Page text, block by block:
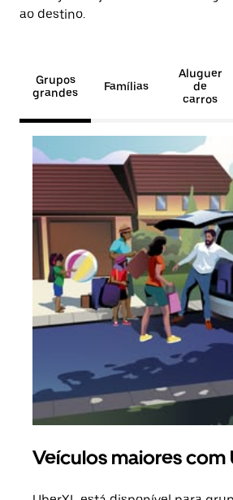
ao destino.
Grupos
grandes
Famílias
Aluguer
de
carros
Veículos maiores com